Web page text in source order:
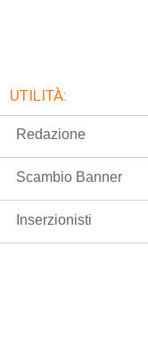
UTILITÀ:
Redazione
Scambio Banner
Inserzionisti